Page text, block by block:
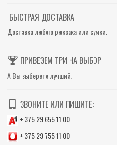
БЫСТРАЯ ДОСТАВКА
Доставка любого рюкзака или сумки.
ПРИВЕЗЕМ ТРИ НА ВЫБОР
А Вы выберете лучший.
ЗВОНИТЕ ИЛИ ПИШИТЕ:
+ 375 29 655 11 00
+ 375 29 755 11 00